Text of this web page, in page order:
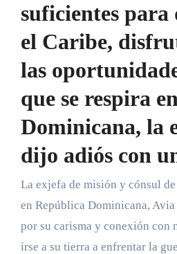
suficientes para
el Caribe,
las
que se respira
Dominicana, la
dijo adiós con
La exjefa de misión y cónsul de la Embajada de Israel
en República Dominicana,
por su carisma y conexión con
irse a su tierra a enfrentar la